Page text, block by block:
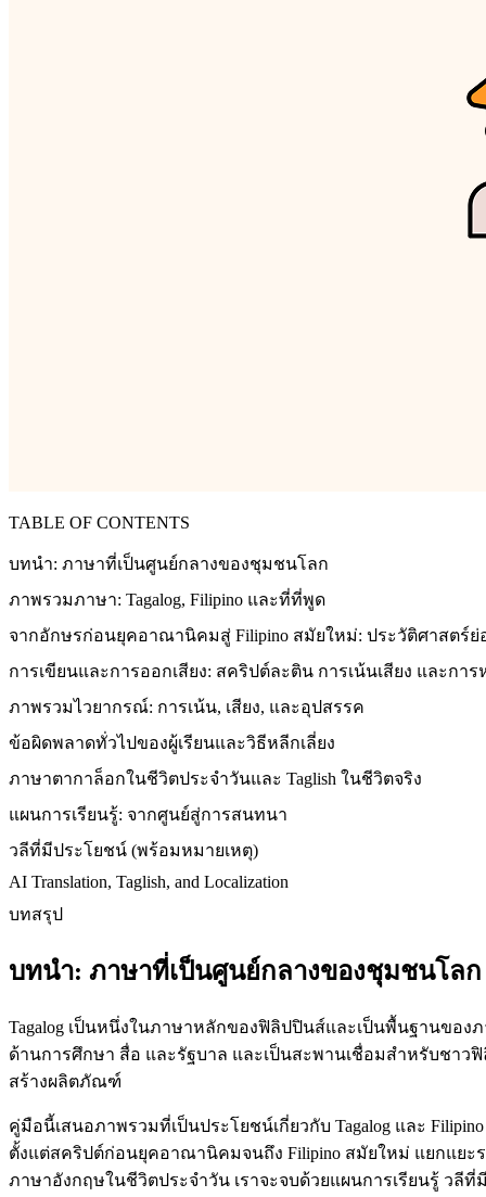
TABLE OF CONTENTS
บทนำ: ภาษาที่เป็นศูนย์กลางของชุมชนโลก
ภาพรวมภาษา: Tagalog, Filipino และที่ที่พูด
จากอักษรก่อนยุคอาณานิคมสู่ Filipino สมัยใหม่: ประวัติศาสตร์ย่
การเขียนและการออกเสียง: สคริปต์ละติน การเน้นเสียง และการ
ภาพรวมไวยากรณ์: การเน้น, เสียง, และอุปสรรค
ข้อผิดพลาดทั่วไปของผู้เรียนและวิธีหลีกเลี่ยง
ภาษาตากาล็อกในชีวิตประจำวันและ Taglish ในชีวิตจริง
แผนการเรียนรู้: จากศูนย์สู่การสนทนา
วลีที่มีประโยชน์ (พร้อมหมายเหตุ)
AI Translation, Taglish, and Localization
บทสรุป
บทนำ: ภาษาที่เป็นศูนย์กลางของชุมชนโลก
Tagalog เป็นหนึ่งในภาษาหลักของฟิลิปปินส์และเป็นพื้นฐานของ
ด้านการศึกษา สื่อ และรัฐบาล และเป็นสะพานเชื่อมสำหรับชา
สร้างผลิตภัณฑ์
คู่มือนี้เสนอภาพรวมที่เป็นประโยชน์เกี่ยวกับ Tagalog และ
ตั้งแต่สคริปต์ก่อนยุคอาณานิคมจนถึง Filipino สมัยใหม่ แยกแยะร
ภาษาอังกฤษในชีวิตประจำวัน เราจะจบด้วยแผนการเรียนรู้ ว